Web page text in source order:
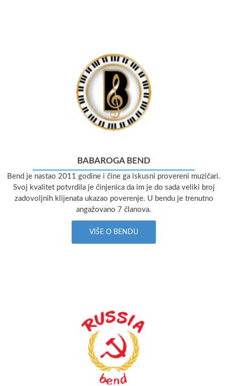
BABAROGA BEND
Bend je nastao 2011 godine i čine ga iskusni provereni muzičari.
Svoj kvalitet potvrdila je činjenica da im je do sada veliki broj
zadovoljnih klijenata ukazao poverenje. U bendu je trenutno
angažovano 7 članova.
VIŠE O BENDU